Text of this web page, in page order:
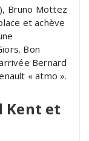
Bruno Mottez
et achève
Bon
Bernard
« atmo ».
Kent et